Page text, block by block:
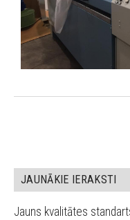
JAUNĀKIE IERAKSTI
Jauns kvalitātes